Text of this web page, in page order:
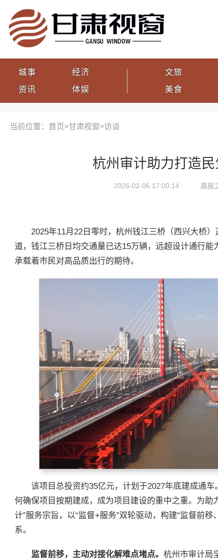
城事
资讯
经济
体娱
文旅
美食
当前位置：首页>甘肃视窗>访谈
杭州审计助力打造
2026-02-06 17:00:14 晨报
2025年11月22日零时，杭州钱江三桥（西兴大桥
道，钱江三桥日均交通量已达15万辆，远超设计通行
承载着市民对高品质出行的期待。
该项目总投资约35亿元，计划于2027年底建成通
何确保项目按期建成，成为项目建设的重中之重。为助
计”服务宗旨，以“监督+服务”双轮驱动，构建“监督前
系。
监督前移，主动对接化解难点堵点。 杭州市审计局